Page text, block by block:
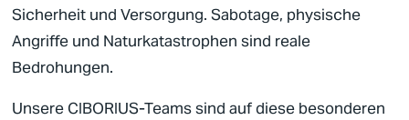
Sicherheit und Versorgung. Sabotage, physische
Angriffe und Naturkatastrophen sind reale
Bedrohungen.
Unsere CIBORIUS-Teams sind auf diese besonderen